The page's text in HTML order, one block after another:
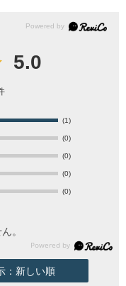
5.0
(1)
(0)
(0)
(0)
(0)
。
：新しい順